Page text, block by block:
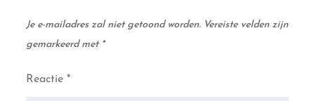
Je e-mailadres zal niet getoond worden. Vereiste velden zijn
gemarkeerd met *
Reactie*